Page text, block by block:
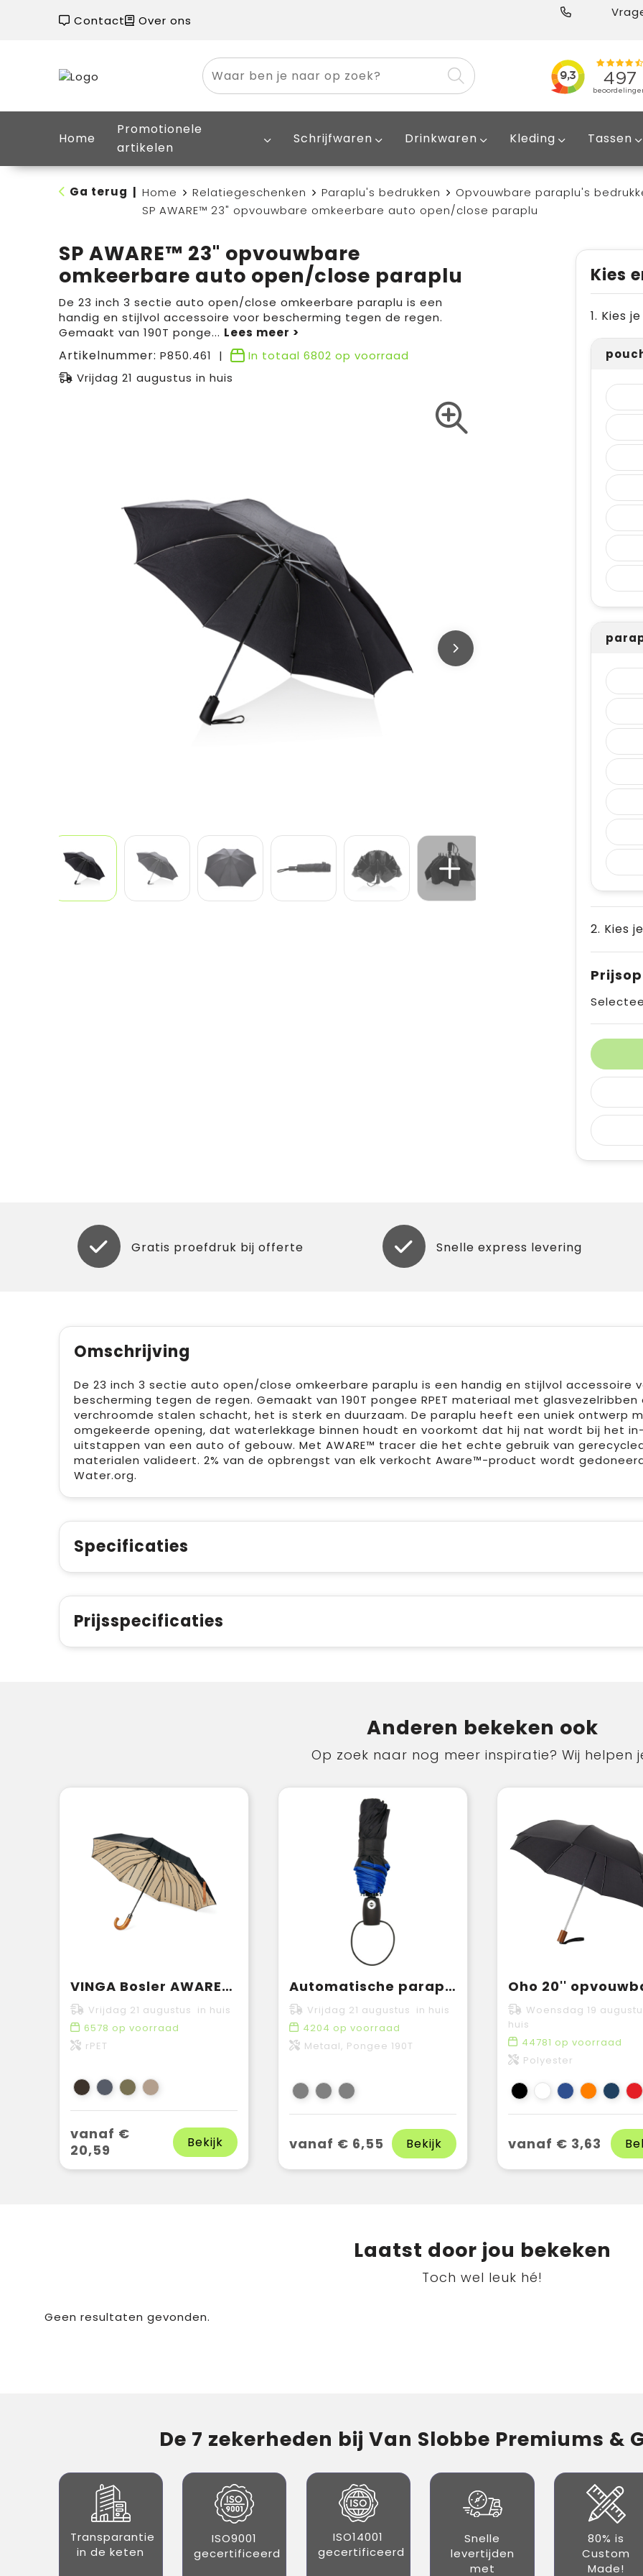
Contact Over ons
Home
Promotionele
artikelen
Schrijfwaren Drinkwaren Kleding Tassen
Ga terug Home Relatiegeschenken Paraplu's bedrukken
Opvouwbare paraplu's
SP AWARE™ 23" opvouwbare omkeerbare auto open/close paraplu
SP AWARE™ 23" opvouwbare
omkeerbare auto open/close paraplu
De 23 inch 3 sectie auto open/close omkeerbare paraplu is een
handig en stijlvol accessoire voor bescherming tegen de regen.
Gemaakt van 190T ponge...
Artikelnummer: P850.461 In totaal 6802 op voorraad
Vrijdag 21 augustus in huis
Kies
1. Kies
2. Kies
Gratis proefdruk bij offerte Snelle express levering
Omschrijving
De 23 inch 3 sectie auto open/close omkeerbare paraplu is een handig en stijlvol accessoire
bescherming tegen de regen. Gemaakt van 190T pongee RPET materiaal met glasvezelribben
verchroomde stalen schacht, het is sterk en duurzaam. De paraplu heeft een uniek ontwerp
omgekeerde opening, dat waterlekkage binnen houdt en voorkomt dat hij nat wordt bij het
uitstappen van een auto of gebouw. Met AWARE™ tracer die het echte gebruik van
materialen valideert. 2% van de opbrengst van elk verkocht Aware™-product wordt
Water.org.
Specificaties
Prijsspecificaties
Anderen bekeken ook
Op zoek naar nog meer inspiratie? Wij helpen
VINGA Bosler AWARE™ RPET 21" opvouwbare paraplu
Vrijdag 21 augustus in huis
6578 op voorraad
rPET
vanaf €
20,59
Bekijk
Automatische paraplu Ben | Pongé | Stormbestendig
Vrijdag 21 augustus in huis
4204 op voorraad
Metaal, Pongee 190T
vanaf € 6,55 Bekijk
Woensdag 19
huis
44781 op voorraad
Polyester
vanaf € 3,63
Laatst door jou bekeken
Toch wel leuk hé!
Geen resultaten gevonden.
De 7 zekerheden bij Van Slobbe Premiums &
Transparantie
in de keten
ISO9001
gecertificeerd
ISO14001
gecertificeerd
Snelle
levertijden
met
80% is
Custom
Made!